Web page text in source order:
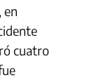
en
cuatro